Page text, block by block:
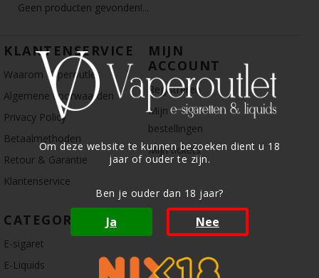
Om deze website te kunnen bezoeken dient u 18
jaar of ouder te zijn.
Ben je ouder dan 18 jaar?
Ja Nee
Geen producten gevonden!...
KLANTENSERVICE
Waarom Vaperoutlet
Algemene voorwaarden
Privacy Policy
Betaalmethoden
Retour & Garantie
Klantenservice
MIJN
ACCOUNT
Registreren
Mijn
bestellingen
Mijn tickets
CATEGORIE
E-sigaret
E-Liquids